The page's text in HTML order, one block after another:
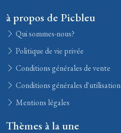
à propos de Picbleu
Qui sommes-nous?
Politique de vie privée
Conditions générales de vente
Conditions générales d'utilisation
Mentions légales
Thèmes à la une